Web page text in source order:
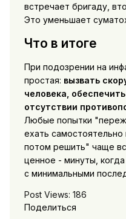
встречает бригаду,
Это уменьшает
Что в итоге
При подозрении на
простая: вызвать
человека,
отсутствии
Любые попытки
ехать
потом решить" чаще
ценное - минуты,
с минимальными
Post Views: 186
Поделиться